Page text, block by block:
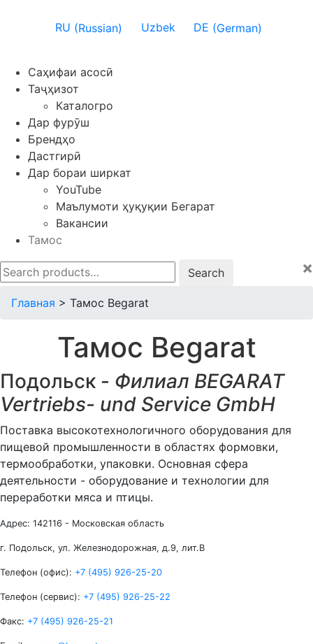
RU (Russian) Uzbek DE (German)
Саҳифаи асосӣ
Таҷҳизот
Каталогро
Дар фурӯш
Брендҳо
Дастгирӣ
Дар бораи ширкат
YouTube
Маълумоти ҳуқуқии Бегарат
Вакансии
Тамос
Search
for:
×
Главная > Тамос Begarat
Тамос Begarat
Подольск - Филиал BEGARAT
Vertriebs- und Service GmbH
Поставка высокотехнологичного оборудования для
пищевой промышленности в областях формовки,
термообработки, упаковки. Основная сфера
деятельности - оборудование и технологии для
переработки мяса и птицы.
Адрес: 142116 - Московская область
г. Подольск, ул. Железнодорожная, д.9, лит.В
Телефон (офис): +7 (495) 926-25-20
Телефон (сервис): +7 (495) 926-25-22
Факс: +7 (495) 926-25-21